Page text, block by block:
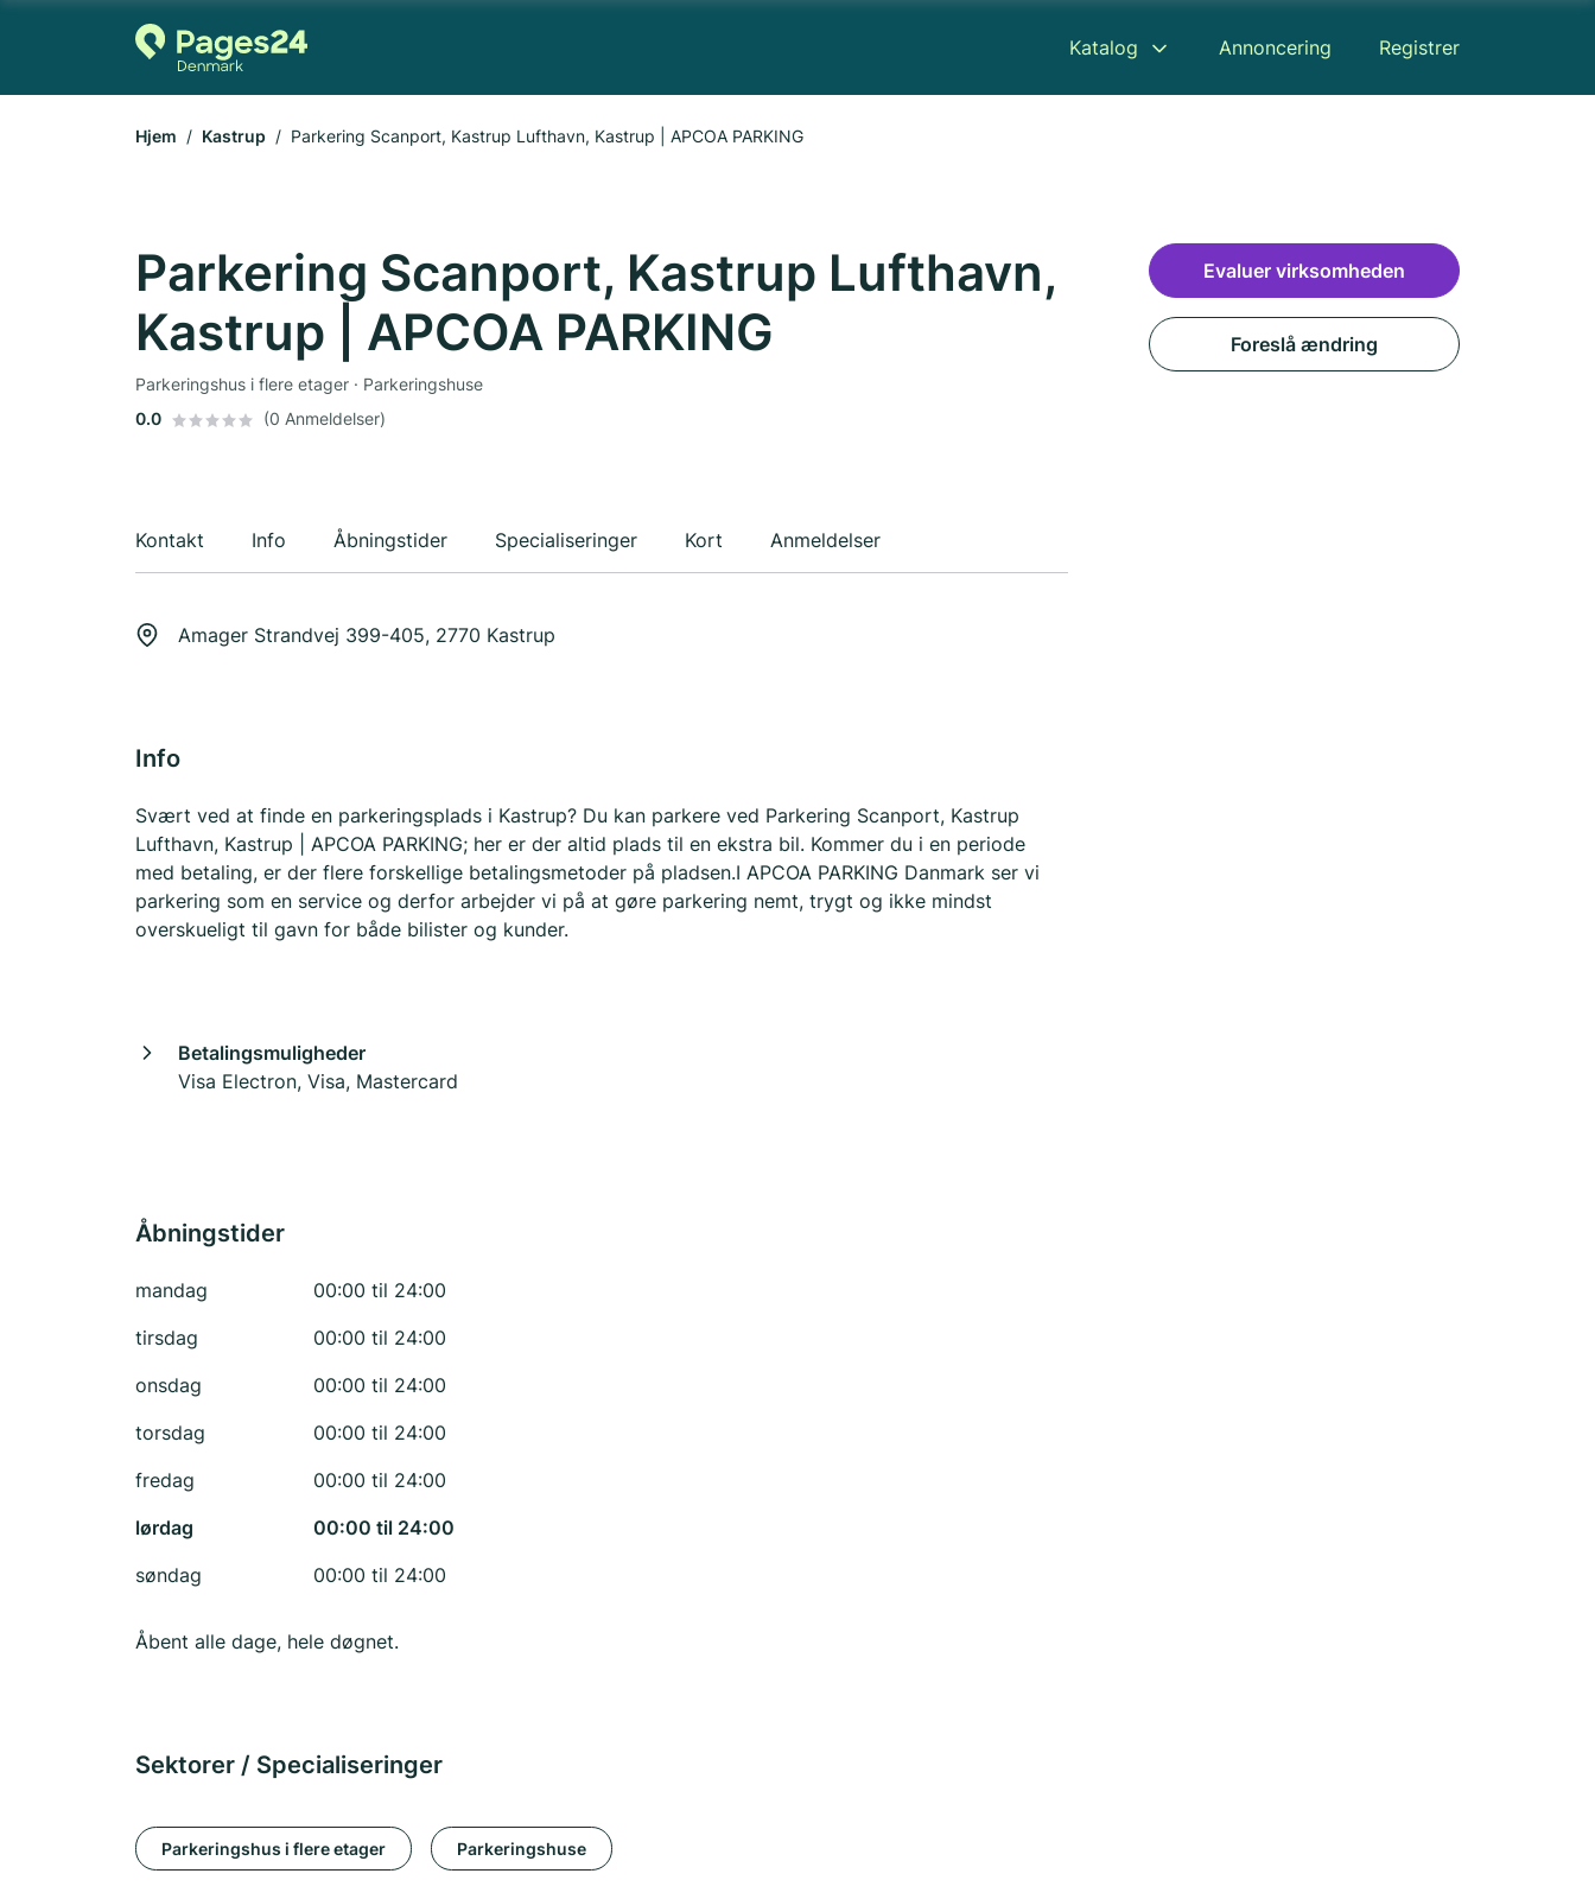
Katalog Annoncering Registrer
Hjem Kastrup Parkering Scanport, Kastrup Lufthavn, Kastrup | APCOA PARKING
Parkering Scanport, Kastrup Lufthavn,
Kastrup | APCOA PARKING
Parkeringshus i flere etager · Parkeringshuse
0.0
(0 Anmeldelser)
Kontakt Info Åbningstider Specialiseringer Kort Anmeldelser
Amager Strandvej 399-405, 2770 Kastrup
Info
Svært ved at finde en parkeringsplads i Kastrup? Du kan parkere ved Parkering Scanport, Kastrup
Lufthavn, Kastrup | APCOA PARKING; her er der altid plads til en ekstra bil. Kommer du i en periode
med betaling, er der flere forskellige betalingsmetoder på pladsen.I APCOA PARKING Danmark ser vi
parkering som en service og derfor arbejder vi på at gøre parkering nemt, trygt og ikke mindst
overskueligt til gavn for både bilister og kunder.
Betalingsmuligheder
Visa Electron, Visa, Mastercard
Åbningstider
mandag
00:00 til 24:00
tirsdag
00:00 til 24:00
onsdag
00:00 til 24:00
torsdag
00:00 til 24:00
fredag
00:00 til 24:00
lørdag
00:00 til 24:00
søndag
00:00 til 24:00
Åbent alle dage, hele døgnet.
Sektorer / Specialiseringer
Parkeringshus i flere etager Parkeringshuse
Evaluer virksomheden
Foreslå ændring